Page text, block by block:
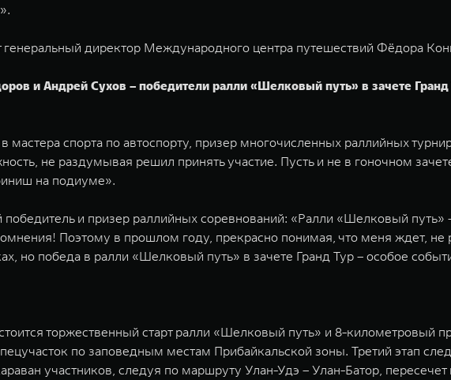
генеральный директор Международного центра путешествий Фёдора
и Андрей Сухов – победители ралли «Шелковый путь» в зачете Гранд
спорта по автоспорту, призер многочисленных раллийных
не раздумывая решил принять участие. Пусть и не в гоночном
на подиуме».
и призер раллийных соревнований: «Ралли «Шелковый путь»
Поэтому в прошлом году, прекрасно понимая, что меня ждет,
но победа в ралли «Шелковый путь» в зачете Гранд Тур – особое
торжественный старт ралли «Шелковый путь» и 8-километровый
по заповедным местам Прибайкальской зоны. Третий этап
участников, следуя по маршруту Улан-Удэ – Улан-Батор,